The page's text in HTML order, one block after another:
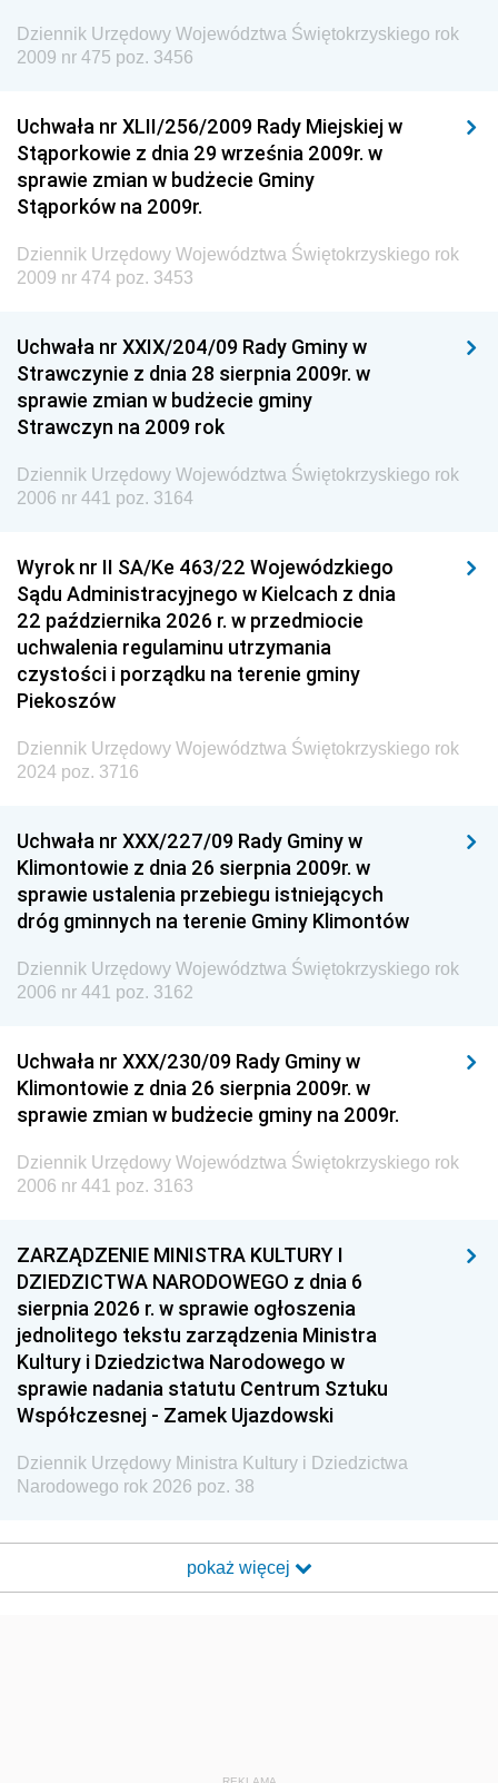
Wewnętrznego
Dziennik Urzędowy Urzędu Patentowego
Dziennik Urzędowy Generalnej Dyrekcji Dróg
Krajowych i Autostrad
Dziennik Urzędowy Ministra Środowiska
Dziennik Urzędowy Ministra Edukacji
Dziennik Urzędowy Ministra Przemysłu
Dziennik Urzędowy Ministra Finansów i Gospodarki
Dziennik Urzędowy Ministra do Spraw Unii
Dziennik Urzędowy Agencji Wywiadu
Dziennik Urzędowy Województwa Świętokrzyskiego rok
2009 nr 475 poz. 3456
Uchwała nr XLII/256/2009 Rady Miejskiej w
Stąporkowie z dnia 29 września 2009r. w
sprawie zmian w budżecie Gminy
Stąporków na 2009r.
Dziennik Urzędowy Województwa Świętokrzyskiego rok
2009 nr 474 poz. 3453
Uchwała nr XXIX/204/09 Rady Gminy w
Strawczynie z dnia 28 sierpnia 2009r. w
sprawie zmian w budżecie gminy
Strawczyn na 2009 rok
Dziennik Urzędowy Województwa Świętokrzyskiego rok
2006 nr 441 poz. 3164
Wyrok nr II SA/Ke 463/22 Wojewódzkiego
Sądu Administracyjnego w Kielcach z dnia
22 października 2026 r. w przedmiocie
uchwalenia regulaminu utrzymania
czystości i porządku na terenie gminy
Piekoszów
Dziennik Urzędowy Województwa Świętokrzyskiego rok
2024 poz. 3716
Uchwała nr XXX/227/09 Rady Gminy w
Klimontowie z dnia 26 sierpnia 2009r. w
sprawie ustalenia przebiegu istniejących
dróg gminnych na terenie Gminy Klimontów
Dziennik Urzędowy Województwa Świętokrzyskiego rok
2006 nr 441 poz. 3162
Uchwała nr XXX/230/09 Rady Gminy w
Klimontowie z dnia 26 sierpnia 2009r. w
sprawie zmian w budżecie gminy na 2009r.
Dziennik Urzędowy Województwa Świętokrzyskiego rok
2006 nr 441 poz. 3163
ZARZĄDZENIE MINISTRA KULTURY I
DZIEDZICTWA NARODOWEGO z dnia 6
sierpnia 2026 r. w sprawie ogłoszenia
jednolitego tekstu zarządzenia Ministra
Kultury i Dziedzictwa Narodowego w
sprawie nadania statutu Centrum Sztuku
Współczesnej - Zamek Ujazdowski
Dziennik Urzędowy Ministra Kultury i Dziedzictwa
Narodowego rok 2026 poz. 38
pokaż więcej